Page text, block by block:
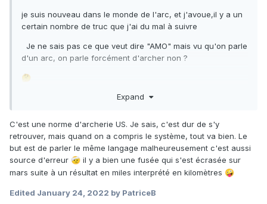
je suis nouveau dans le monde de l'arc, et j'avoue,il y a un
certain nombre de truc que j'ai du mal à suivre
Je ne sais pas ce que veut dire "AMO" mais vu qu'on parle
d'un arc, on parle forcément d'archer non ?
🤔
Expand
C'est une norme d'archerie US. Je sais, c'est dur de s'y
retrouver, mais quand on a compris le système, tout va bien. Le
but est de parler le même langage malheureusement c'est aussi
source d'erreur 🤕 il y a bien une fusée qui s'est écrasée sur
mars suite à un résultat en miles interprété en kilomètres 🤪
Edited January 24, 2022 by PatriceB